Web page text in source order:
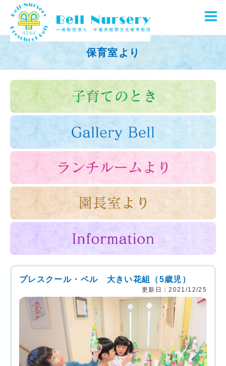
保育室より
プレスクール・ベル 大きい花組（5歳児）
更新日：2021/12/25